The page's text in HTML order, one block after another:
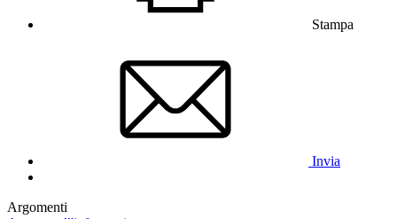
Stampa
Invia
Argomenti